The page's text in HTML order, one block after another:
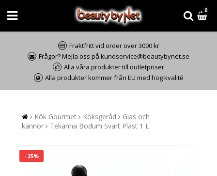
0
Fraktfritt vid order över 3000 kr
Frågor? Mejla oss på kundservice@beautybynet.se
Alla våra produkter till outletpriser
Alla produkter kommer från EU med hög kvalité
Kök Gourmet Köksgeråd
Glas och
kannor
Tekanna Bodum Svart Plast 1 L
- 25%